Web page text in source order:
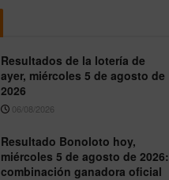
Resultados de la lotería de
ayer, miércoles 5 de agosto de
2026
06/08/2026
Resultado Bonoloto hoy,
miércoles 5 de agosto de 2026:
combinación ganadora oficial